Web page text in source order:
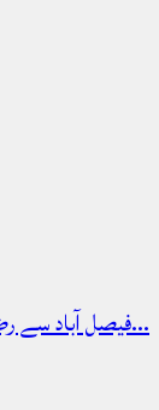
فیصل آباد سے رضا آباد کی جامع مسجد گلزار مدینہ میں ایک عظیم الشان…